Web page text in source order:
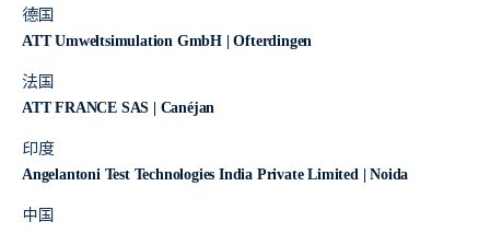
德国
ATT Umweltsimulation GmbH | Ofterdingen
法国
ATT FRANCE SAS | Canéjan
印度
Angelantoni Test Technologies India Private Limited | Noida
中国